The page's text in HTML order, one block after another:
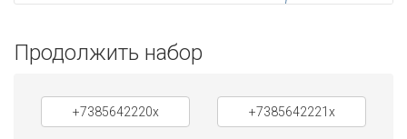
Продолжить набор
+7385642220x +7385642221x